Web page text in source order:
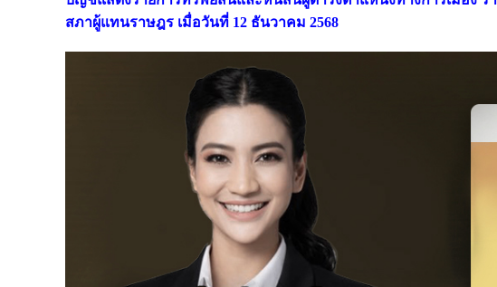
สภาผู้แทนราษฎร เมื่อวันที่ 12 ธันวาคม 2568